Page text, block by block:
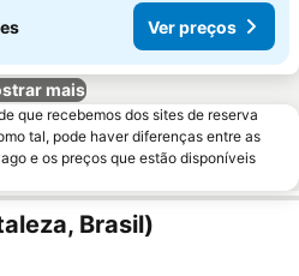
Ver preços
mais
que recebemos dos sites de reserva
tal, pode haver diferenças entre as
e os preços que estão disponíveis
Brasil)